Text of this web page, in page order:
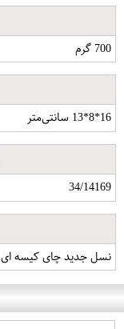
700 گرم
16*8*13 سانتی‌متر
34/14169
نسل جدید چای کیسه ای